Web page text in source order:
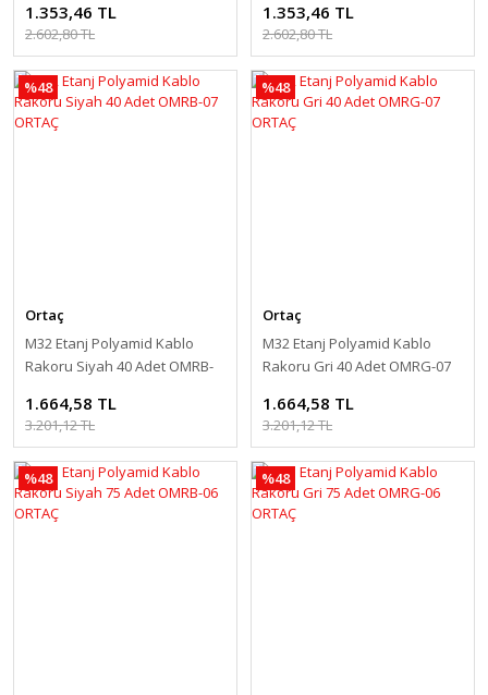
1.353,46 TL
2.602,80 TL
1.353,46 TL
2.602,80 TL
%48
Ortaç
M32 Etanj Polyamid Kablo
Rakoru Siyah 40 Adet OMRB-
1.664,58 TL
3.201,12 TL
%48
Ortaç
M32 Etanj Polyamid Kablo
Rakoru Gri 40 Adet OMRG-07
1.664,58 TL
3.201,12 TL
%48 %48